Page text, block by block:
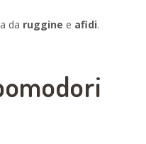
da ruggine e afidi.